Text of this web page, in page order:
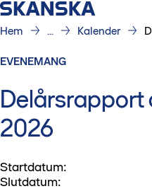
Hem ... Kalender
EVENEMANG
Delårsrapport
2026
Startdatum:
Slutdatum: